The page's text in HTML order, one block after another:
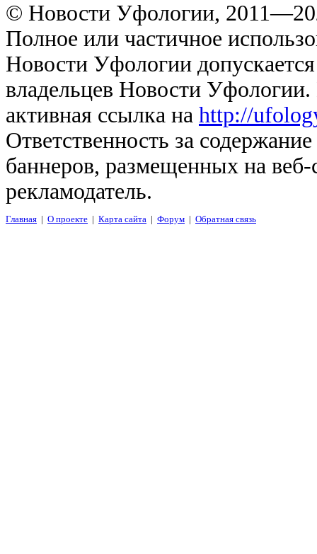
© Новости Уфологии,
Полное или частичное
Новости Уфологии
владельцев Новости
активная ссылка на http://
Ответственность за
баннеров, размещенных на
рекламодатель.
Главная | О проекте | Карта сайта | Форум | Обратная связь